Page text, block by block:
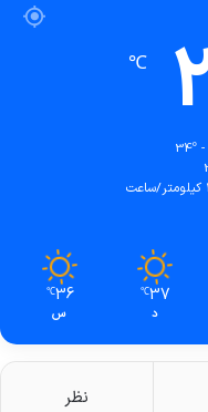
℃
37
℃
د
36
℃
س
نظر